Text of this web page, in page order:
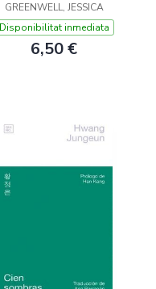
GREENWELL, JESSICA
Disponibilitat inmediata
6,50 €